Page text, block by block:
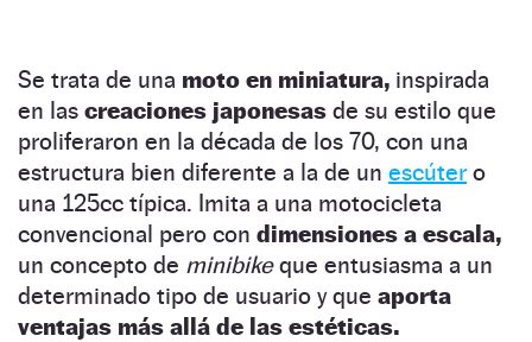
Se trata de una moto en miniatura, inspirada
en las creaciones japonesas de su estilo que
proliferaron en la década de los 70, con una
estructura bien diferente a la de un escúter o
una 125cc típica. Imita a una motocicleta
convencional pero con dimensiones a escala,
un concepto de minibikeque entusiasma a un
determinado tipo de usuario y que aporta
ventajas más allá de las estéticas.